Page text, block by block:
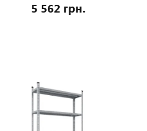
5 562 грн.